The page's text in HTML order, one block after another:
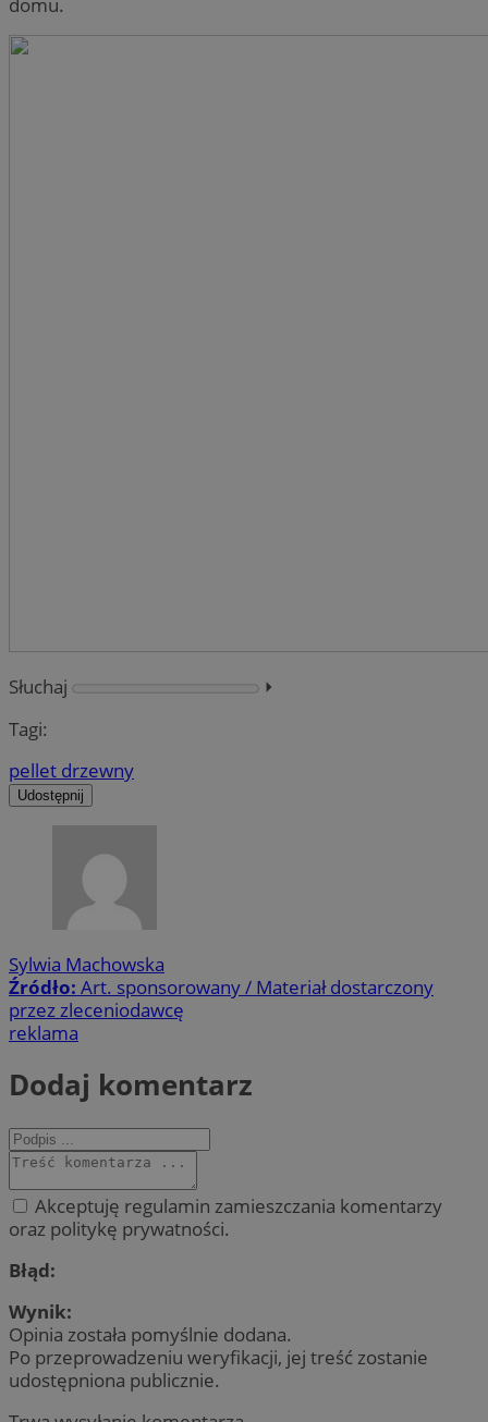
Słuchaj
⏵︎
Tagi:
pellet drzewny
Udostępnij
Sylwia Machowska
Źródło: Art. sponsorowany / Materiał dostarczony
przez zleceniodawcę
reklama
Dodaj komentarz
Akceptuję regulamin zamieszczania komentarzy
oraz politykę prywatności.
Błąd:
Wynik:
Opinia została pomyślnie dodana.
Po przeprowadzeniu weryfikacji, jej treść zostanie
udostępniona publicznie.